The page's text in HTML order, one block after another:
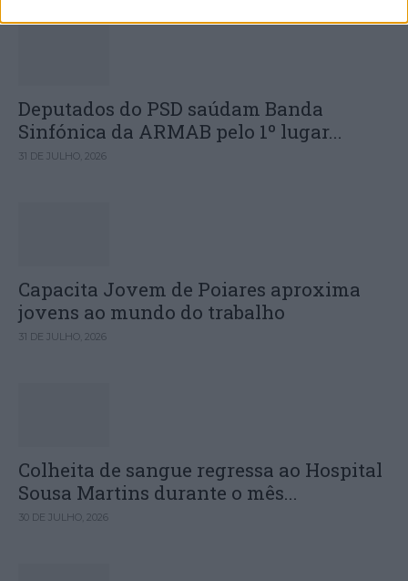
Deputados do PSD saúdam Banda
Sinfónica da ARMAB pelo 1º lugar...
31 DE JULHO, 2026
Capacita Jovem de Poiares aproxima
jovens ao mundo do trabalho
31 DE JULHO, 2026
Colheita de sangue regressa ao Hospital
Sousa Martins durante o mês...
30 DE JULHO, 2026